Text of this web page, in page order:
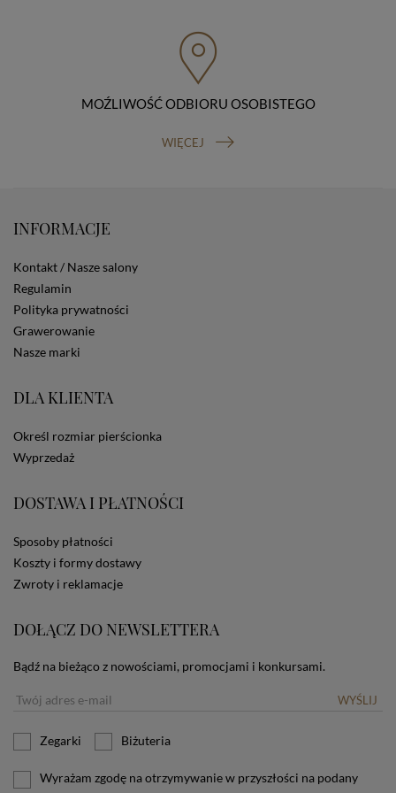
Osobowych, ul. Stawki 2, 00-193 Warszawa) oraz
prawo do cofnięcia zgody na przetwarzanie danych
osobowych (masz prawo cofnięcia zgody na
przetwarzanie danych w dowolnym momencie;
cofnięcie zgody nie ma wpływu na zgodność z prawem
zgody przed jej cofnięciem). W celu wykonania swoich
zawartości naszej strony
Na stronie Sklepu są wykorzystywane pliki cookies.
Stosowane są one w celach zapewnienia maksymalnej
wygody wszystkich użytkowników (w tym Kupujących)
przy korzystaniu ze Sklepu (zapamiętywanie
preferencji i ustawień na stronie, zbieranie
anonimowych danych dla celów reklamowych i
ze Sklepu bez zmiany ustawień w przeglądarce
zamieszczane w urządzeniu końcowym każdego
użytkownika. Jeżeli użytkownik nie wyraża zgody na
informacji o plikach cookies.
MOŹLIWOŚĆ ODBIORU OSOBISTEGO
WIĘCEJ
INFORMACJE
Kontakt / Nasze salony
Regulamin
Polityka prywatności
Grawerowanie
Nasze marki
DLA KLIENTA
Określ rozmiar pierścionka
Wyprzedaż
DOSTAWA I PŁATNOŚCI
Sposoby płatności
Koszty i formy dostawy
Zwroty i reklamacje
DOŁĄCZ DO NEWSLETTERA
Bądź na bieżąco z nowościami, promocjami i konkursami.
WYŚLIJ
Zegarki Biżuteria
Wyrażam zgodę na otrzymywanie w przyszłości na podany